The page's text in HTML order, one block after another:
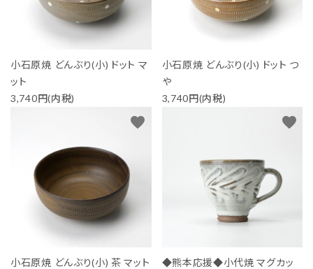
小石原焼 どんぶり(小) ドット マ
ット
3,740円(内税)
小石原焼 どんぶり(小) ドット つ
や
3,740円(内税)
小石原焼 どんぶり(小) 茶 マット
favorite
◆熊本応援◆小代焼 マグカッ
favorite